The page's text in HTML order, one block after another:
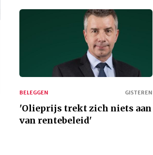
BELEGGEN GISTEREN
'Olieprijs trekt zich niets aan
van rentebeleid'